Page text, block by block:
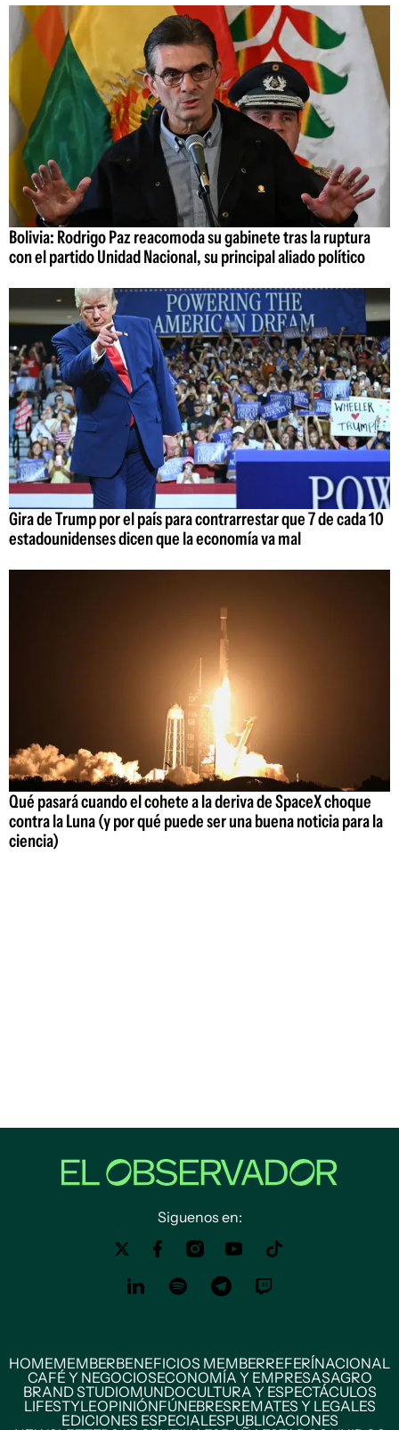
Bolivia: Rodrigo Paz reacomoda su gabinete tras la ruptura
con el partido Unidad Nacional, su principal aliado político
Gira de Trump por el país para contrarrestar que 7 de cada 10
estadounidenses dicen que la economía va mal
Qué pasará cuando el cohete a la deriva de SpaceX choque
contra la Luna (y por qué puede ser una buena noticia para la
ciencia)
Siguenos en:
HOMEMEMBERBENEFICIOS MEMBERREFERÍNACIONAL
CAFÉ Y NEGOCIOSECONOMÍA Y EMPRESASAGRO
BRAND STUDIOMUNDOCULTURA Y ESPECTÁCULOS
LIFESTYLEOPINIÓNFÚNEBRESREMATES Y LEGALES
EDICIONES ESPECIALESPUBLICACIONES